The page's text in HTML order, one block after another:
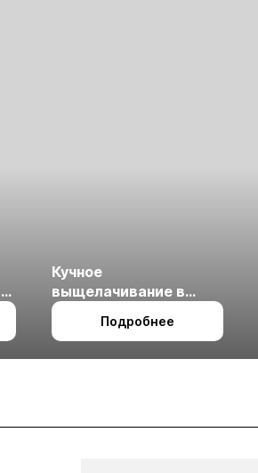
Кучное
выщелачивание в
холодном климате
Подробнее